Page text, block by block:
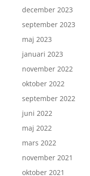
december 2023
september 2023
maj 2023
januari 2023
november 2022
oktober 2022
september 2022
juni 2022
maj 2022
mars 2022
november 2021
oktober 2021